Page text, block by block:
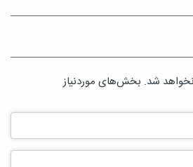
شد. بخش‌های موردنیاز